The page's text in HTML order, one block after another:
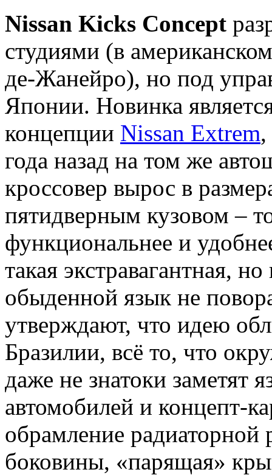
Nissan Kicks Concept
студиями (в
де-Жанейро), но под
Японии. Новинка
концепции Nissan Extrem
года назад на том же
кроссовер вырос в
пятидверным кузовом –
функциональнее и
такая экстравагантная,
обыденной язык не
утверждают, что идею
Бразилии, всё то, что
даже не знатоки заметят
автомобилей и концепт-
обрамление
боковины, «парящая»